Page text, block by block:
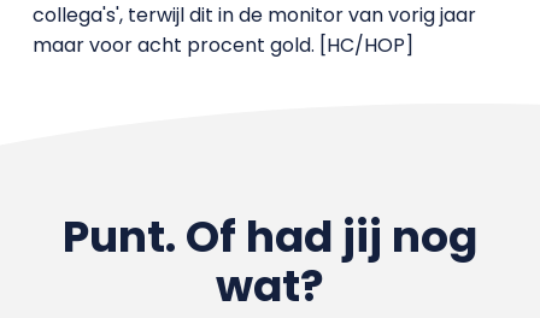
collega's', terwijl dit in de monitor van vorig jaar
maar voor acht procent gold. [HC/HOP]
Punt. Of had jij nog
wat?